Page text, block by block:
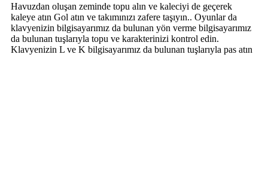
Havuzdan oluşan zeminde topu alın ve kaleciyi de geçerek
kaleye atın Gol atın ve takımınızı zafere taşıyın.. Oyunlar da
klavyenizin bilgisayarımız da bulunan yön verme bilgisayarımız
da bulunan tuşlarıyla topu ve karakterinizi kontrol edin.
Klavyenizin L ve K bilgisayarımız da bulunan tuşlarıyla pas atın